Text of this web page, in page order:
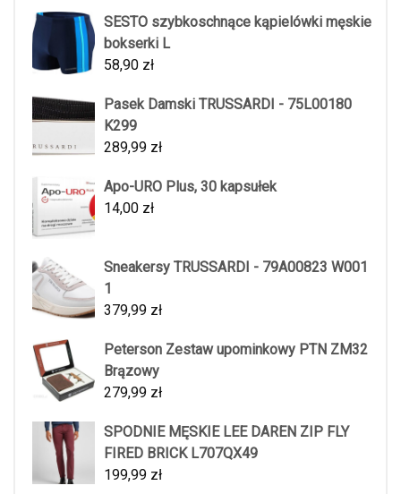
SESTO szybkoschnące kąpielówki męskie
bokserki L
58,90 zł
Pasek Damski TRUSSARDI - 75L00180
K299
289,99 zł
Apo-URO Plus, 30 kapsułek
14,00 zł
Sneakersy TRUSSARDI - 79A00823 W001
1
379,99 zł
Peterson Zestaw upominkowy PTN ZM32
Brązowy
279,99 zł
SPODNIE MĘSKIE LEE DAREN ZIP FLY
FIRED BRICK L707QX49
199,99 zł